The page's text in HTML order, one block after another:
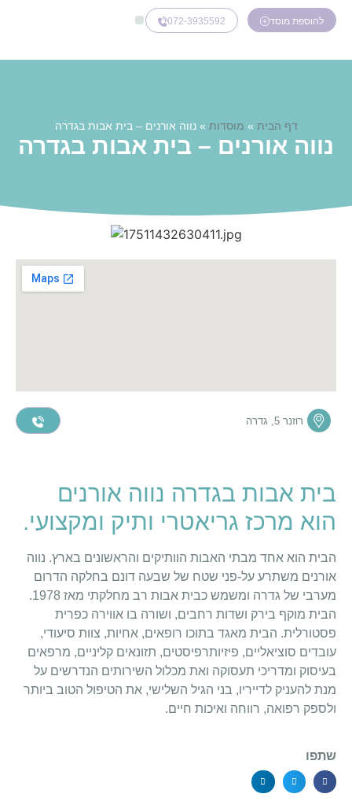
להוספת מוסד 072-3935592
דף הבית » מוסדות »נווה אורנים – בית אבות בגדרה
נווה אורנים – בית אבות בגדרה
רוזנר 5, גדרה
בית אבות בגדרה נווה אורנים
הוא מרכז גריאטרי ותיק ומקצועי.
הבית הוא אחד מבתי האבות הוותיקים והראשונים בארץ. נווה
אורנים משתרע על-פני שטח של שבעה דונם בחלקה הדרום
מערבי של גדרה ומשמש כבית אבות רב מחלקתי מאז 1978.
הבית מוקף בירק ושדות רחבים, ושורה בו אווירה כפרית
פסטורלית. הבית מאגד בתוכו רופאים, אחיות, צוות סיעודי,
עובדים סוציאליים, פיזיותרפיסטים, תזונאים קליניים, מרפאים
בעיסוק ומדריכי תעסוקה ואת מכלול השירותים הנדרשים על
מנת להעניק לדייריו, בני הגיל השלישי, את הטיפול הטוב ביותר
ולספק רפואה, רווחה ואיכות חיים.
שתפו